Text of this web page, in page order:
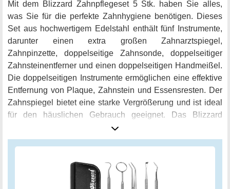
Hause!
Mit dem Blizzard Zahnpflegeset 5 Stk. haben Sie alles,
was Sie für die perfekte Zahnhygiene benötigen. Dieses
Set aus hochwertigem Edelstahl enthält fünf Instrumente,
darunter einen extra großen Zahnarztspiegel,
Zahnpinzette, doppelseitige Zahnsonde, doppelseitiger
Zahnsteinentferner und einen doppelseitigen Handmeißel.
Die doppelseitigen Instrumente ermöglichen eine effektive
Entfernung von Plaque, Zahnstein und Essensresten. Der
Zahnspiegel bietet eine starke Vergrößerung und ist ideal
für den häuslichen Gebrauch geeignet. Das Blizzard
Zahnpflegeset ist wiederverwendbar und sterilisierbar im
Sterilisator. Und das Beste daran? Investieren Sie in Ihre